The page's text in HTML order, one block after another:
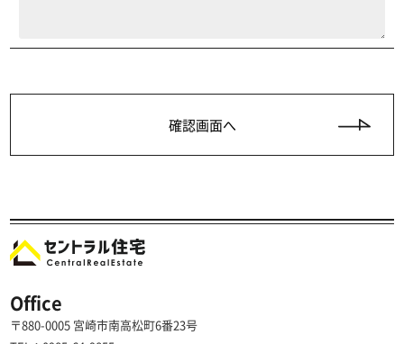
Office
〒880-0005 宮崎市南高松町6番23号